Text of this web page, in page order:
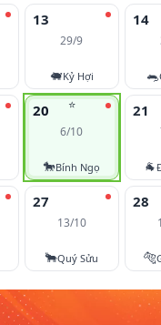
13
29/9
🐖Kỷ Hợi
14
🐀
⭐
20
6/10
🐎Bính Ngọ
21
🐐
27
13/10
🐂Quý Sửu
28
🐅